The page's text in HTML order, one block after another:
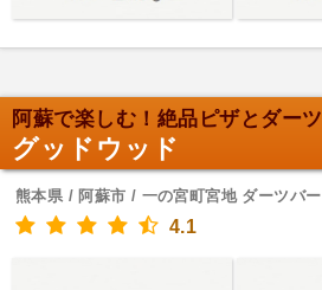
阿蘇で楽しむ！絶品ピザとダーツ
グッドウッド
熊本県 / 阿蘇市 / 一の宮町宮地 ダーツバー
4.1